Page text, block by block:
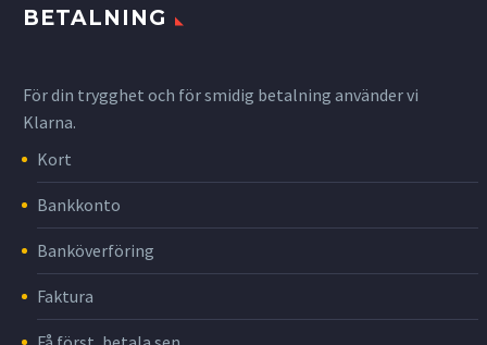
BETALNING
För din trygghet och för smidig betalning använder vi
Klarna.
Kort
Bankkonto
Banköverföring
Faktura